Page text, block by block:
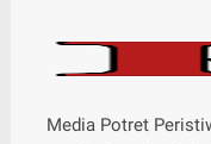
Media Potret